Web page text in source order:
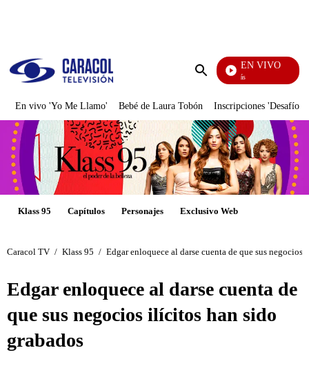
Enviar
EN VIVO
También Caerás
En vivo 'Yo Me Llamo' Bebé de Laura Tobón Inscripciones 'Desafío'
Klass 95 Capítulos Personajes Exclusivo Web
Caracol TV / Klass 95 / Edgar enloquece al darse cuenta de que sus
Edgar enloquece al darse cuenta de
que sus negocios ilícitos han sido
grabados